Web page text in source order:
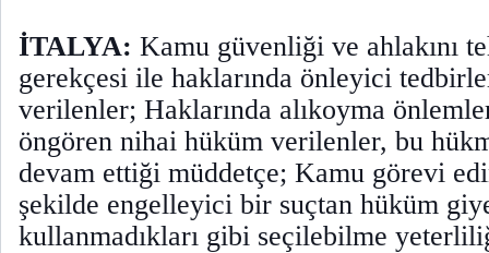
İTALYA: Kamu güvenliği ve ahlakını
gerekçesi ile haklarında önleyici
verilenler; Haklarında alıkoyma
öngören nihai hüküm verilenler, bu
devam ettiği müddetçe; Kamu görevi
şekilde engelleyici bir suçtan hüküm
kullanmadıkları gibi seçilebilme